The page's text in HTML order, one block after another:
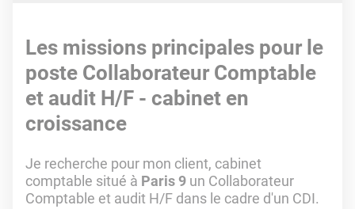
Les missions principales pour le
poste Collaborateur Comptable
et audit H/F - cabinet en
croissance
Je recherche pour mon client, cabinet
comptable situé à Paris 9 un Collaborateur
Comptable et audit H/F dans le cadre d'un CDI.